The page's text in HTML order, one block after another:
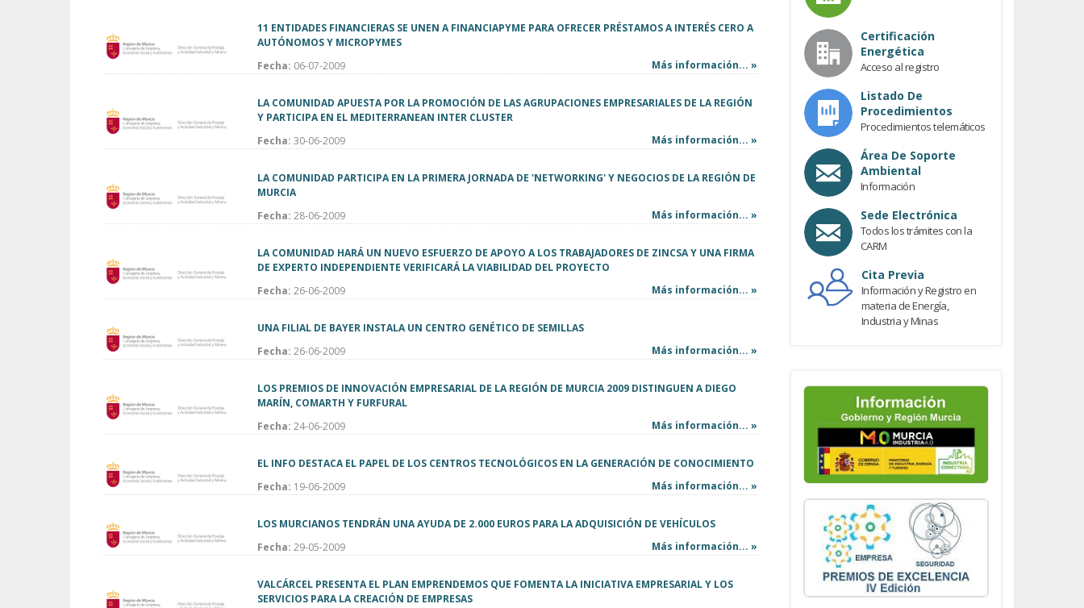
11 ENTIDADES FINANCIERAS SE UNEN A FINANCIAPYME PARA OFRECER PRÉSTAMOS A INTERÉS CERO A
AUTÓNOMOS Y MICROPYMES
Fecha: 06-07-2009 Más información... »
LA COMUNIDAD APUESTA POR LA PROMOCIÓN DE LAS AGRUPACIONES EMPRESARIALES DE LA REGIÓN
Y PARTICIPA EN EL MEDITERRANEAN INTER CLUSTER
Fecha: 30-06-2009 Más información... »
LA COMUNIDAD PARTICIPA EN LA PRIMERA JORNADA DE 'NETWORKING' Y NEGOCIOS DE LA REGIÓN DE
MURCIA
Fecha: 28-06-2009 Más información... »
LA COMUNIDAD HARÁ UN NUEVO ESFUERZO DE APOYO A LOS TRABAJADORES DE ZINCSA Y UNA FIRMA
DE EXPERTO INDEPENDIENTE VERIFICARÁ LA VIABILIDAD DEL PROYECTO
Fecha: 26-06-2009 Más información... »
UNA FILIAL DE BAYER INSTALA UN CENTRO GENÉTICO DE SEMILLAS
Fecha: 26-06-2009 Más información... »
LOS PREMIOS DE INNOVACIÓN EMPRESARIAL DE LA REGIÓN DE MURCIA 2009 DISTINGUEN A DIEGO
MARÍN, COMARTH Y FURFURAL
Fecha: 24-06-2009 Más información... »
EL INFO DESTACA EL PAPEL DE LOS CENTROS TECNOLÓGICOS EN LA GENERACIÓN DE CONOCIMIENTO
Fecha: 19-06-2009 Más información... »
LOS MURCIANOS TENDRÁN UNA AYUDA DE 2.000 EUROS PARA LA ADQUISICIÓN DE VEHÍCULOS
Fecha: 29-05-2009 Más información... »
VALCÁRCEL PRESENTA EL PLAN EMPRENDEMOS QUE FOMENTA LA INICIATIVA EMPRESARIAL Y LOS
SERVICIOS PARA LA CREACIÓN DE EMPRESAS
Certificación
Energética
Acceso al registro
Listado De
Procedimientos
Procedimientos telemáticos
Área De Soporte
Ambiental
Información
Sede Electrónica
Todos los trámites con la
CARM
Cita Previa
Información y Registro en
materia de Energía,
Industria y Minas